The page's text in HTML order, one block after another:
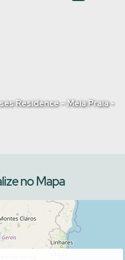
Residence - Meia Praia -
no Mapa